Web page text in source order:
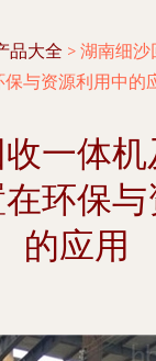
品大全 > 湖南细沙
与资源利用中的
一体
环保与
的应用